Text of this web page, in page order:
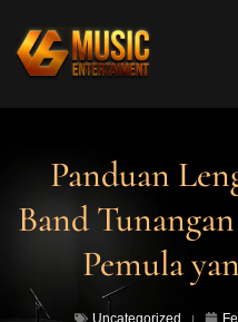
Panduan
Band
Pemula
Uncategorized